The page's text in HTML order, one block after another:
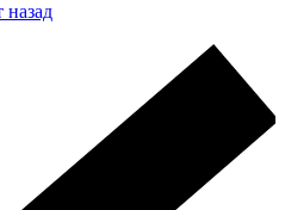
назад